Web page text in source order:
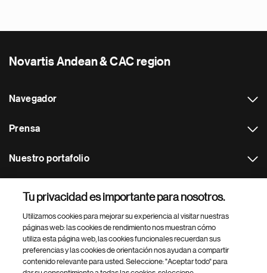
Novartis Andean & CAC region
Navegador
Prensa
Nuestro portafolio
Footer Site Search
Tu privacidad es importante para nosotros.
Utilizamos cookies para mejorar su experiencia al visitar nuestras
páginas web: las cookies de rendimiento nos muestran cómo
utiliza esta página web, las cookies funcionales recuerdan sus
preferencias y las cookies de orientación nos ayudan a compartir
contenido relevante para usted. Seleccione: "Aceptar todo" para